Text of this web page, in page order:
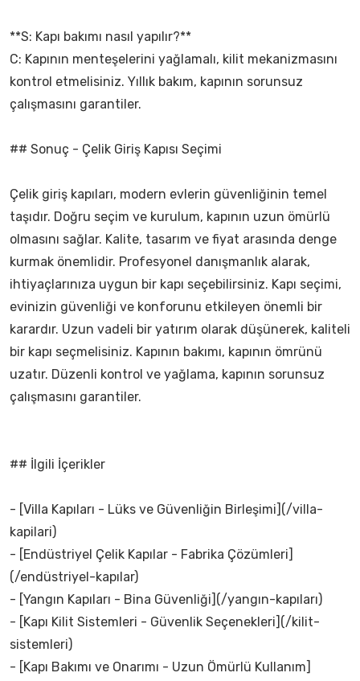
**S: Kapı bakımı nasıl yapılır?**
C: Kapının menteşelerini yağlamalı, kilit mekanizmasını
kontrol etmelisiniz. Yıllık bakım, kapının sorunsuz
çalışmasını garantiler.
## Sonuç - Çelik Giriş Kapısı Seçimi
Çelik giriş kapıları, modern evlerin güvenliğinin temel
taşıdır. Doğru seçim ve kurulum, kapının uzun ömürlü
olmasını sağlar. Kalite, tasarım ve fiyat arasında denge
kurmak önemlidir. Profesyonel danışmanlık alarak,
ihtiyaçlarınıza uygun bir kapı seçebilirsiniz. Kapı seçimi,
evinizin güvenliği ve konforunu etkileyen önemli bir
karardır. Uzun vadeli bir yatırım olarak düşünerek, kaliteli
bir kapı seçmelisiniz. Kapının bakımı, kapının ömrünü
uzatır. Düzenli kontrol ve yağlama, kapının sorunsuz
çalışmasını garantiler.
## İlgili İçerikler
- [Villa Kapıları - Lüks ve Güvenliğin Birleşimi](/villa-
kapilari)
- [Endüstriyel Çelik Kapılar - Fabrika Çözümleri]
(/endüstriyel-kapılar)
- [Yangın Kapıları - Bina Güvenliği](/yangın-kapıları)
- [Kapı Kilit Sistemleri - Güvenlik Seçenekleri](/kilit-
sistemleri)
- [Kapı Bakımı ve Onarımı - Uzun Ömürlü Kullanım]